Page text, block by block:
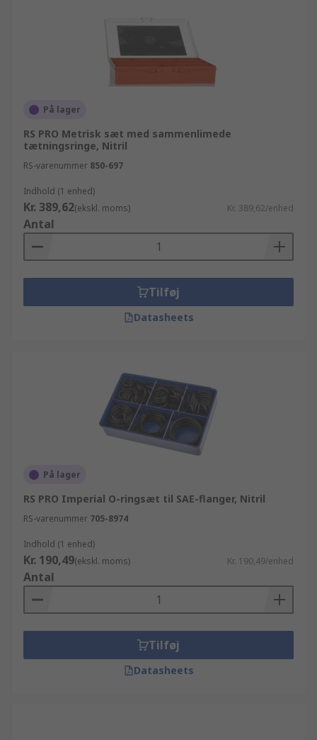
På lager
RS PRO Metrisk sæt med sammenlimede
tætningsringe, Nitril
RS-varenummer 850-697
Indhold (1 enhed)
Kr. 389,62(ekskl. moms) Kr. 389,62/enhed
Antal
Tilføj
Datasheets
På lager
RS PRO Imperial O-ringsæt til SAE-flanger, Nitril
RS-varenummer 705-8974
Indhold (1 enhed)
Kr. 190,49(ekskl. moms) Kr. 190,49/enhed
Antal
Tilføj
Datasheets